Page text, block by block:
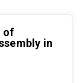
of
in